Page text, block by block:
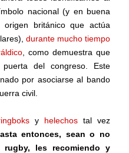
nacional (y en buena
británico que actúa
durante mucho tiempo
, como demuestra que
del congreso. Este
por asociarse al bando
civil.
y helechos tal vez
entonces, sean o no
rugby, les recomiendo y